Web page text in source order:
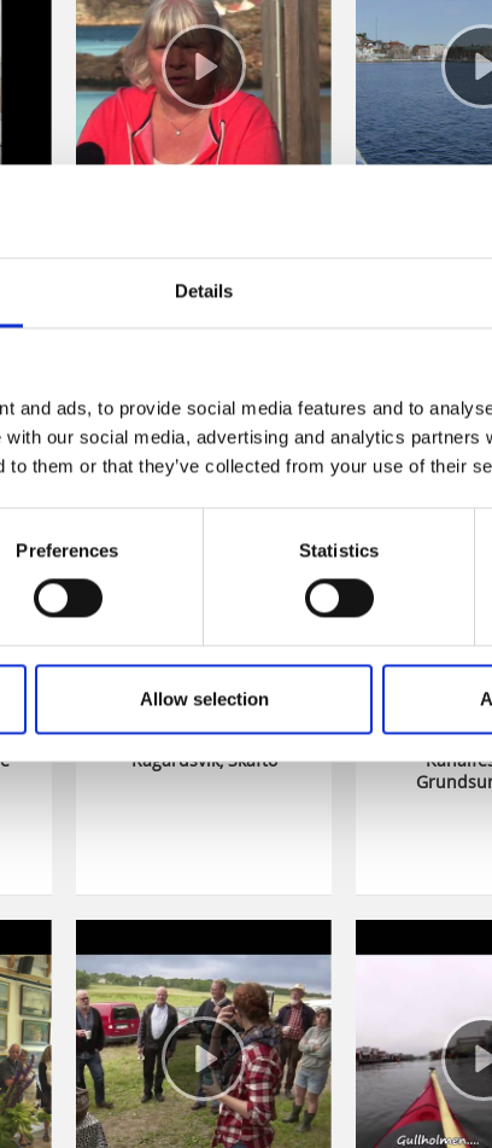
Details
and ads, to provide social media features and to
our social media, advertising and analytics partners
to them or that they’ve collected from your use of their
Preferences Statistics
Allow selection
#Saltön: Anki "Emily"
Larsson
M/S Carl
Östersidan-
Rågårdsvik, Skaftö